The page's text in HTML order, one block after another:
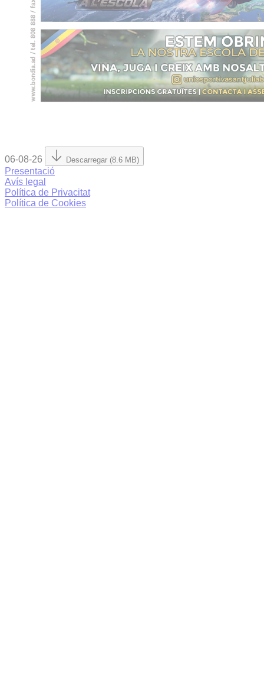
06-08-26 Descarregar (8.6 MB)
Presentació
Avís legal
Política de Privacitat
Política de Cookies